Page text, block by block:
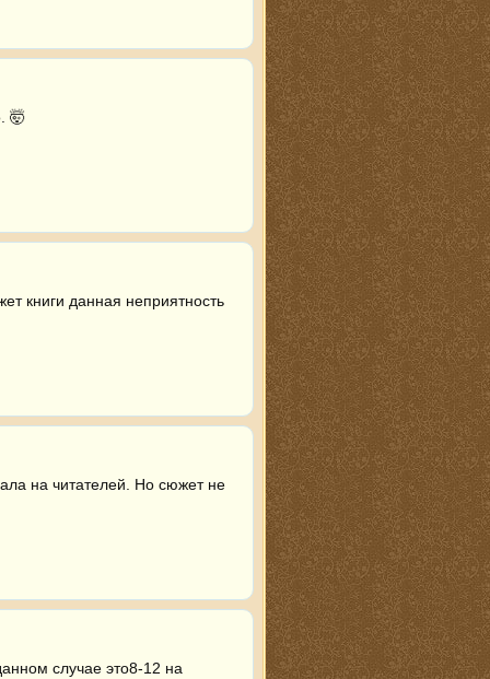
🤯
книги данная неприятность
на читателей. Но сюжет не
случае это8-12 на